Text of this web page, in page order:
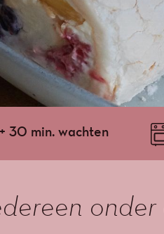
30 min. wachten